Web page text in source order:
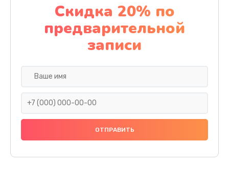
Скидка 20% по
предварительной
записи